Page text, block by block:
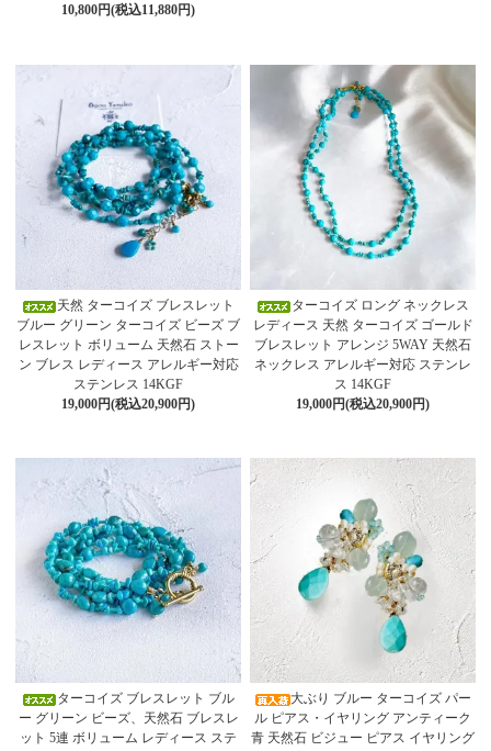
10,800円(税込11,880円)
天然 ターコイズ ブレスレット
ブルー グリーン ターコイズ ビーズ ブ
レスレット ボリューム 天然石 ストー
ン ブレス レディース アレルギー対応
ステンレス 14KGF
19,000円(税込20,900円)
ターコイズ ロング ネックレス
レディース 天然 ターコイズ ゴールド
ブレスレット アレンジ 5WAY 天然石
ネックレス アレルギー対応 ステンレ
ス 14KGF
19,000円(税込20,900円)
ターコイズ ブレスレット ブル
ー グリーン ビーズ、天然石 ブレスレ
ット 5連 ボリューム レディース ステ
大ぶり ブルー ターコイズ パー
ル ピアス・イヤリング アンティーク
青 天然石 ビジュー ピアス イヤリング